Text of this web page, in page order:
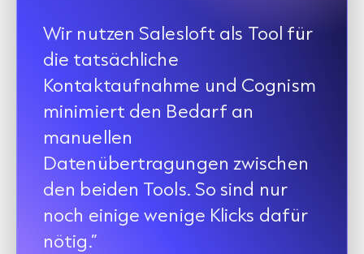
Wir nutzen Salesloft als Tool für
die tatsächliche
Kontaktaufnahme und Cognism
minimiert den Bedarf an
manuellen
Datenübertragungen zwischen
den beiden Tools. So sind nur
noch einige wenige Klicks dafür
nötig.”